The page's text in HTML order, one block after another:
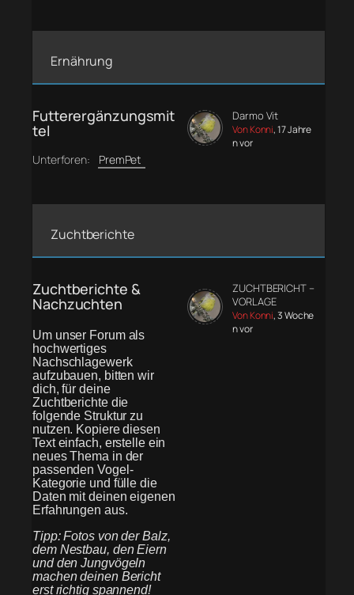
Ernährung
Futterergänzungsmit
tel
Unterforen: PremPet
Darmo Vit
Von Konni, 17 Jahre
n vor
Zuchtberichte
Zuchtberichte &
Nachzuchten
Um unser Forum als
hochwertiges
Nachschlagewerk
aufzubauen, bitten wir
dich, für deine
Zuchtberichte die
folgende Struktur zu
nutzen. Kopiere diesen
Text einfach, erstelle ein
neues Thema in der
passenden Vogel-
Kategorie und fülle die
Daten mit deinen eigenen
Erfahrungen aus.
Tipp: Fotos von der Balz,
dem Nestbau, den Eiern
und den Jungvögeln
machen deinen Bericht
erst richtig spannend!
ZUCHTBERICHT –
VORLAGE
Von Konni, 3 Woche
n vor